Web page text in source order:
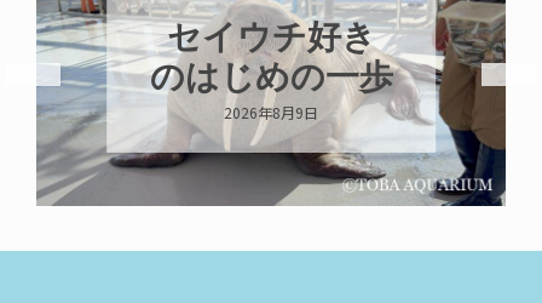
ウチ好き
じめの一歩
2026年8月9日
８月は
チウ